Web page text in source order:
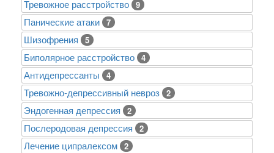
Тревожное расстройство 9
Панические атаки 7
Шизофрения 5
Биполярное расстройство 4
Антидепрессанты 4
Тревожно-депрессивный невроз 2
Эндогенная депрессия 2
Послеродовая депрессия 2
Лечение ципралексом 2